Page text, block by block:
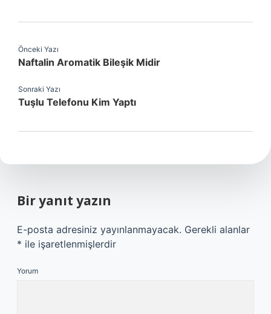
Önceki Yazı
Naftalin Aromatik Bileşik Midir
Sonraki Yazı
Tuşlu Telefonu Kim Yaptı
Bir yanıt yazın
E-posta adresiniz yayınlanmayacak. Gerekli alanlar
* ile işaretlenmişlerdir
Yorum